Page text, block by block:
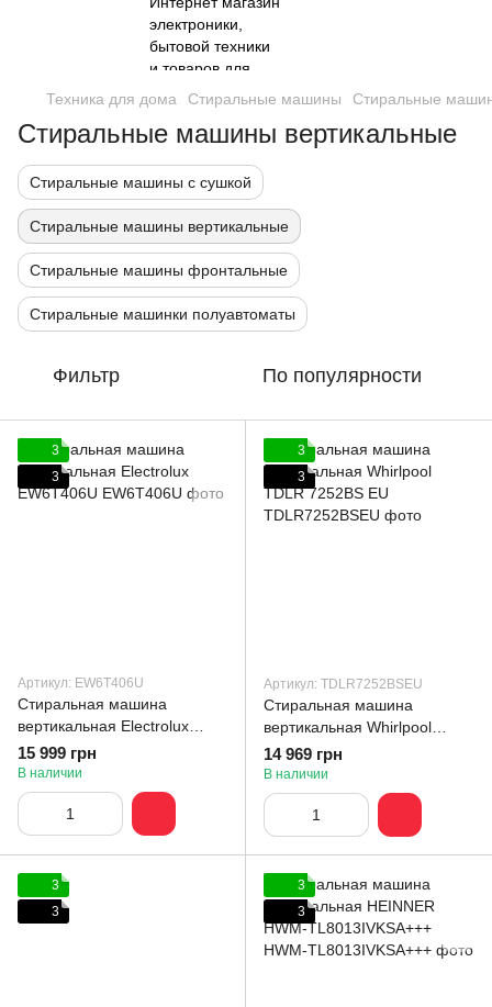
Техника для дома Стиральные машины Стиральные
Стиральные машины вертикальные
Стиральные машины с сушкой
Стиральные машины вертикальные
Стиральные машины фронтальные
Стиральные машинки полуавтоматы
Фильтр По популярности
3
3
Артикул: EW6T406U
Стиральная машина
вертикальная Electrolux
EW6T406U
15 999 грн
В наличии
3
3
Артикул: TDLR7252BSEU
Стиральная машина
вертикальная Whirlpool
TDLR 7252BS EU
14 969 грн
В наличии
3
3
3
3